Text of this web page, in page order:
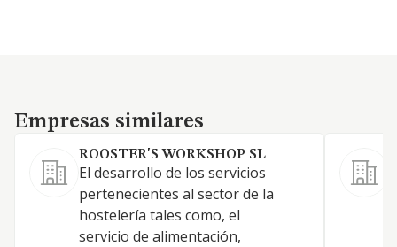
Empresas similares
Empresas similares
ROOSTER'S WORKSHOP SL
El desarrollo de los servicios
pertenecientes al sector de la
hostelería tales como, el
servicio de alimentación,